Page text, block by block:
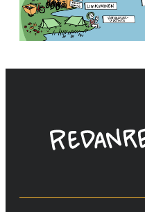
Linda
Saukko-
Oy